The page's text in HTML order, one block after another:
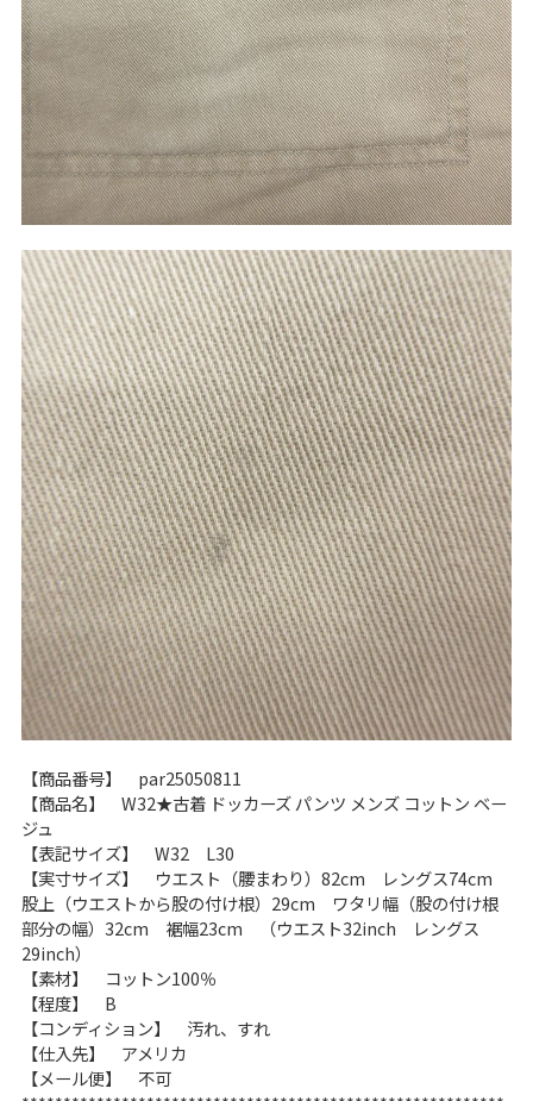
【商品番号】 par25050811
【商品名】 W32★古着 ドッカーズ パンツ メンズ コットン ベー
ジュ
【表記サイズ】 W32 L30
【実寸サイズ】 ウエスト（腰まわり）82cm レングス74cm
股上（ウエストから股の付け根）29cm ワタリ幅（股の付け根
部分の幅）32cm 裾幅23cm （ウエスト32inch レングス
29inch）
【素材】 コットン100％
【程度】 B
【コンディション】 汚れ、すれ
【仕入先】 アメリカ
【メール便】 不可